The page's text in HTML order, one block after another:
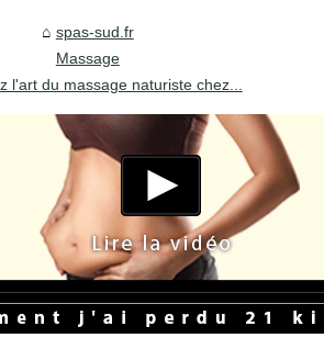
spas-sud.fr
Massage
l'art du massage naturiste chez...